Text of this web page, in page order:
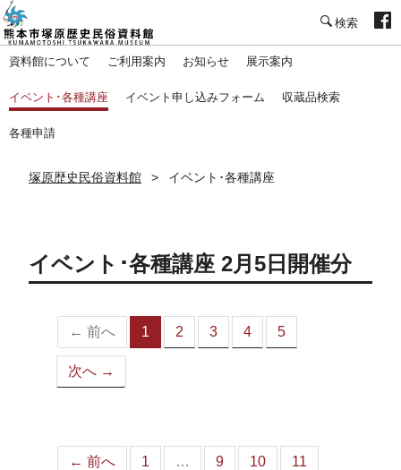
資料館について ご利用案内 お知らせ 展示案内
イベント･各種講座 イベント申し込みフォーム 収蔵品検索
各種申請
塚原歴史民俗資料館 イベント･各種講座
イベント･各種講座 2月5日開催分
← 前へ 1
（こ
2 3 4 5
次へ →
← 前へ 1 … 9 10 11